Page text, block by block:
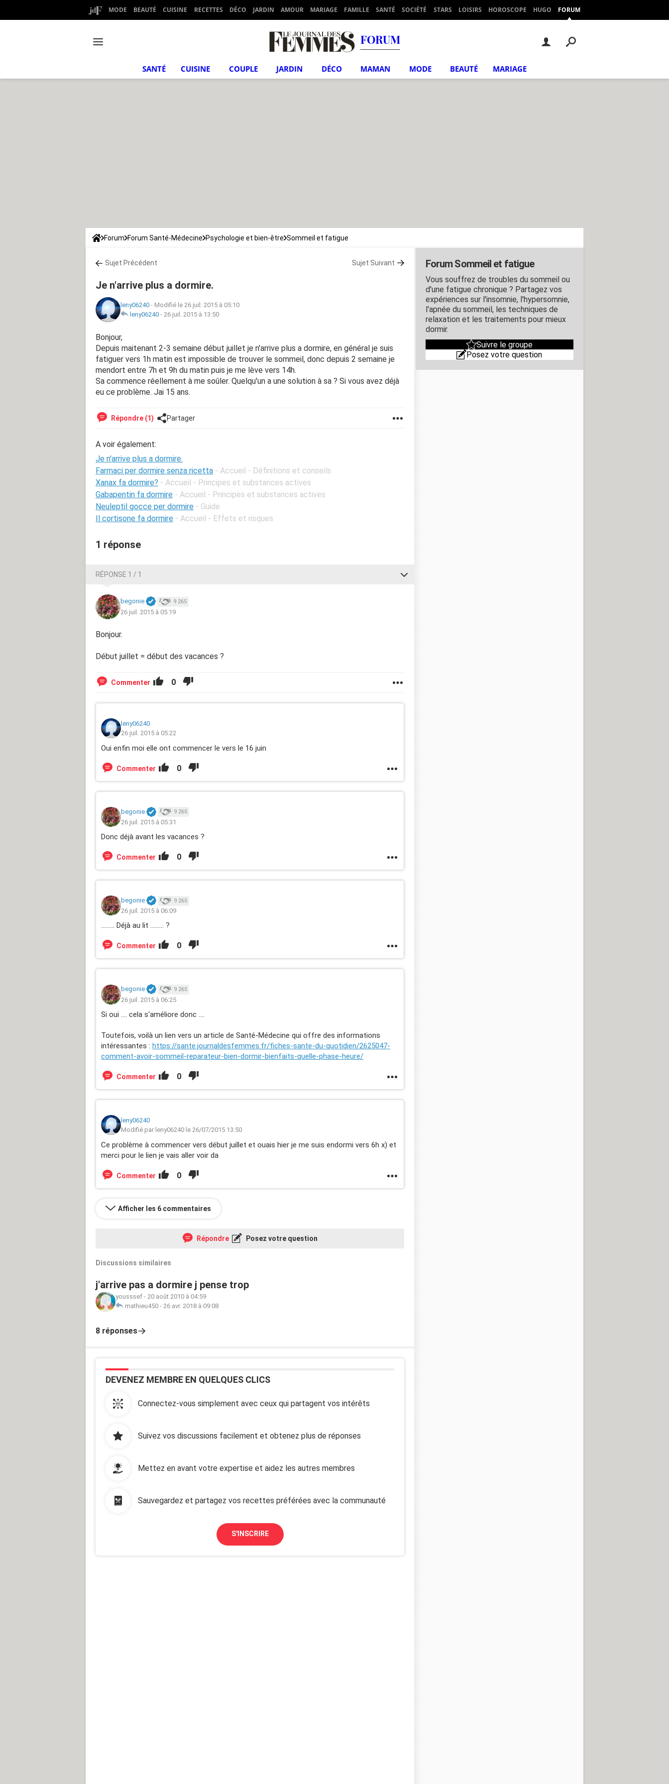
MODE BEAUTÉ CUISINE RECETTES DÉCO JARDIN AMOUR MARIAGE FAMILLE SANTÉ SOCIÉTÉ STARS LOISIRS HOROSCOPE HUGO FORUM
FORUM
SANTÉ CUISINE COUPLE JARDIN DÉCO MAMAN MODE BEAUTÉ MARIAGE
Forum Forum Santé-Médecine Psychologie et bien-être Sommeil et fatigue
Sujet Précédent Sujet Suivant
Je n'arrive plus a dormire.
leny06240 - Modifié le 26 juil. 2015 à 05:10
leny06240 - 26 juil. 2015 à 13:50
Bonjour,
Depuis maitenant 2-3 semaine début juillet je n'arrive plus a dormire, en général je suis
fatiguer vers 1h matin est impossible de trouver le sommeil, donc depuis 2 semaine je
mendort entre 7h et 9h du matin puis je me lève vers 14h.
Sa commence réellement à me soûler. Quelqu'un a une solution à sa ? Si vous avez déjà
eu ce problème. Jai 15 ans.
Répondre (1) Partager
A voir également:
Je n'arrive plus a dormire.
Farmaci per dormire senza ricetta - Accueil - Définitions et conseils
Xanax fa dormire? - Accueil - Principes et substances actives
Gabapentin fa dormire - Accueil - Principes et substances actives
Neuleptil gocce per dormire - Guide
Il cortisone fa dormire - Accueil - Effets et risques
1 réponse
RÉPONSE 1 / 1
begonie 9 265
26 juil. 2015 à 05:19
Bonjour.
Début juillet = début des vacances ?
Commenter 0
leny06240
26 juil. 2015 à 05:22
Oui enfin moi elle ont commencer le vers le 16 juin
Commenter 0
begonie 9 265
26 juil. 2015 à 05:31
Donc déjà avant les vacances ?
Commenter 0
begonie 9 265
26 juil. 2015 à 06:09
......... Déjà au lit ......... ?
Commenter 0
begonie 9 265
26 juil. 2015 à 06:25
Si oui .... cela s'améliore donc ....
Toutefois, voilà un lien vers un article de Santé-Médecine qui offre des informations
intéressantes : https://sante.journaldesfemmes.fr/fiches-sante-du-quotidien/2625047-
comment-avoir-sommeil-reparateur-bien-dormir-bienfaits-quelle-phase-heure/
Commenter 0
leny06240
Modifié par leny06240 le 26/07/2015 13:50
Ce problème à commencer vers début juillet et ouais hier je me suis endormi vers 6h x) et
merci pour le lien je vais aller voir da
Commenter 0
Afficher les 6 commentaires
Répondre Posez votre question
Discussions similaires
j'arrive pas a dormire j pense trop
yousssef - 20 août 2010 à 04:59
mathieu450 - 26 avr. 2018 à 09:08
8 réponses
DEVENEZ MEMBRE EN QUELQUES CLICS
Connectez-vous simplement avec ceux qui partagent vos intérêts
Suivez vos discussions facilement et obtenez plus de réponses
Mettez en avant votre expertise et aidez les autres membres
Sauvegardez et partagez vos recettes préférées avec la communauté
S'INSCRIRE
Forum Sommeil et fatigue
Vous souffrez de troubles du sommeil ou
d'une fatigue chronique ? Partagez vos
expériences sur l'insomnie, l'hypersomnie,
l'apnée du sommeil, les techniques de
relaxation et les traitements pour mieux
dormir.
Suivre le groupe
Posez votre question